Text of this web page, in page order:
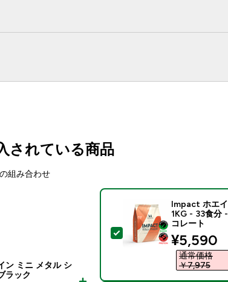
されている商品
組み合わせ
ン ミニ メタル シ
ラック
この商品を選択 -
Impact ホエ
1KG - 33食分
コレート
¥5,590‎
通常価格
￥7,975‎